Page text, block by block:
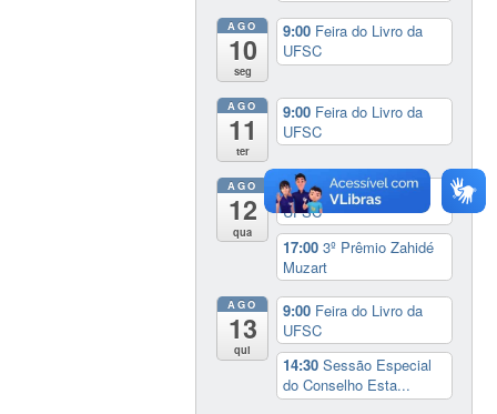
AGO
10
seg
9:00 Feira do Livro da
UFSC
AGO
11
ter
9:00 Feira do Livro da
UFSC
AGO
12
qua
9:00Feira do Livro da
UFSC
17:003º Prêmio Zahidé
Muzart
AGO
13
qui
9:00 Feira do Livro da
UFSC
14:30Sessão Especial
do Conselho Esta...